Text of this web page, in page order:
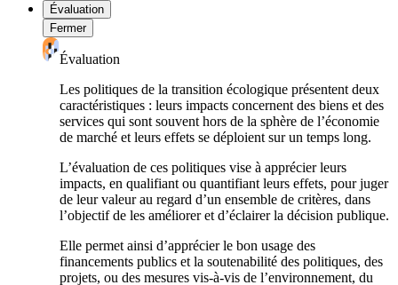
Évaluation
Fermer
Évaluation
Les politiques de la transition écologique présentent deux
caractéristiques : leurs impacts concernent des biens et des
services qui sont souvent hors de la sphère de l’économie
de marché et leurs effets se déploient sur un temps long.
L’évaluation de ces politiques vise à apprécier leurs
impacts, en qualifiant ou quantifiant leurs effets, pour juger
de leur valeur au regard d’un ensemble de critères, dans
l’objectif de les améliorer et d’éclairer la décision publique.
Elle permet ainsi d’apprécier le bon usage des
financements publics et la soutenabilité des politiques, des
projets, ou des mesures vis-à-vis de l’environnement, du